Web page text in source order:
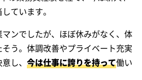
ています。
ンでしたが、ほぼ休みがなく、体
う。体調改善やプライベート充実
意し、今は仕事に誇りを持って働い